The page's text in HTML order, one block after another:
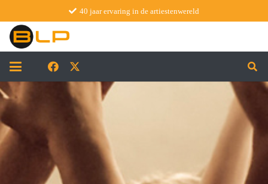
40 jaar ervaring in de artiestenwereld